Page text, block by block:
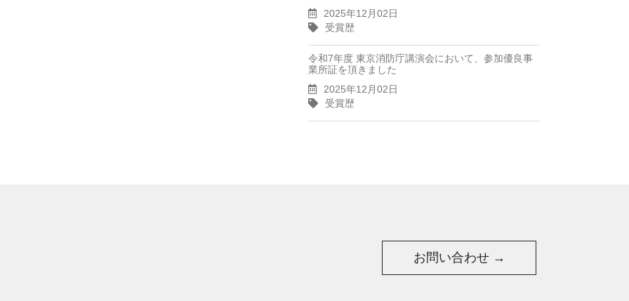
2025年12月02日
受賞歴
令和7年度 東京消防庁講演会において、参加優良事
業所証を頂きました
2025年12月02日
受賞歴
お問い合わせ →